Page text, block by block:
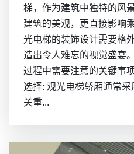
梯，作为建筑中独特的风
建筑的美观，更直接影响
光电梯的装饰设计需要格
造出令人难忘的视觉盛宴
过程中需要注意的关键事
选择: 观光电梯轿厢通常
关重...